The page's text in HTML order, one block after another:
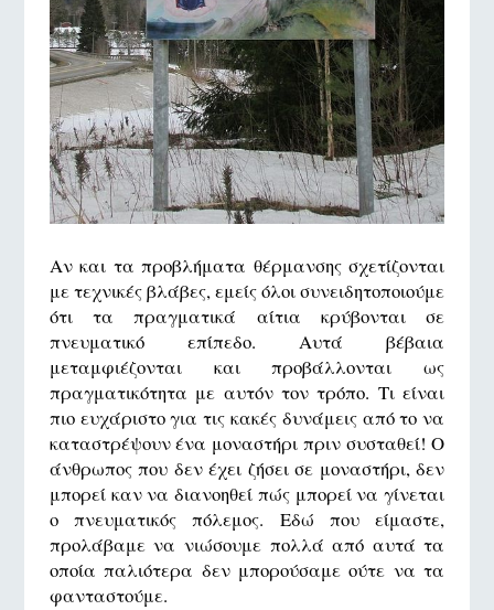
Αν και τα προβλήματα θέρμανσης σχετίζονται
με τεχνικές βλάβες, εμείς όλοι συνειδητοποιούμε
ότι τα πραγματικά αίτια κρύβονται σε
πνευματικό επίπεδο. Αυτά βέβαια
μεταμφιέζονται και προβάλλονται ως
πραγματικότητα με αυτόν τον τρόπο. Τι είναι
πιο ευχάριστο για τις κακές δυνάμεις από το να
καταστρέψουν ένα μοναστήρι πριν συσταθεί! Ο
άνθρωπος που δεν έχει ζήσει σε μοναστήρι, δεν
μπορεί καν να διανοηθεί πώς μπορεί να γίνεται
ο πνευματικός πόλεμος. Εδώ που είμαστε,
προλάβαμε να νιώσουμε πολλά από αυτά τα
οποία παλιότερα δεν μπορούσαμε ούτε να τα
φανταστούμε.